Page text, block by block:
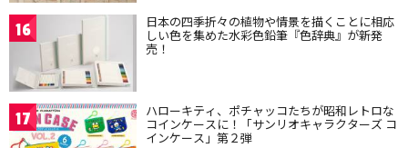
16 日本の四季折々の植物や情景を描くことに相応
しい色を集めた水彩色鉛筆『色辞典』が新発
売！
17 ハローキティ、ポチャッコたちが昭和レトロな
コインケースに！「サンリオキャラクターズ コ
インケース」第２弾